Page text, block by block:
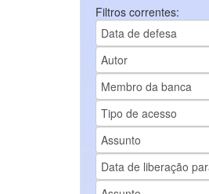
Filtros correntes: